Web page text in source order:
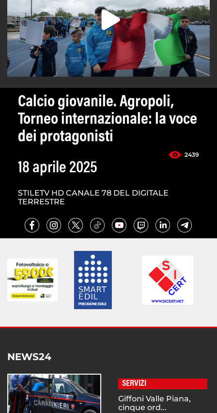
Calcio giovanile. Agropoli,
Torneo internazionale: la voce
dei protagonisti
2439
18 aprile 2025
STILETV HD CANALE 78 DEL DIGITALE
TERRESTRE
NEWS24
SERVIZI
Giffoni Valle Piana,
cinque ord...